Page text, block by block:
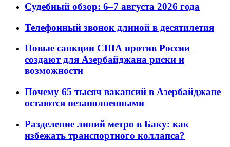
Судебный обзор: 6–7 августа 2026 года
Телефонный звонок длиной в десятилетия
Новые санкции США против России
создают для Азербайджана риски и
возможности
Почему 65 тысяч вакансий в Азербайджане
остаются незаполненными
Разделение линий метро в Баку: как
избежать транспортного коллапса?